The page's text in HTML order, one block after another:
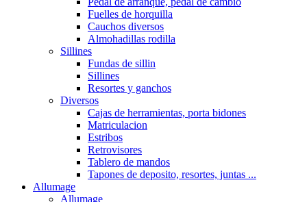
Fuelles de horquilla
Cauchos diversos
Almohadillas rodilla
Sillines
Fundas de sillin
Sillines
Resortes y ganchos
Diversos
Cajas de herramientas, porta bidones
Matriculacion
Estribos
Retrovisores
Tablero de mandos
Tapones de deposito, resortes, juntas ...
Allumage
Allumage